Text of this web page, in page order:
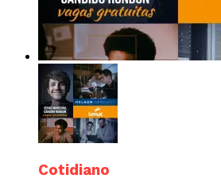
Cotidiano